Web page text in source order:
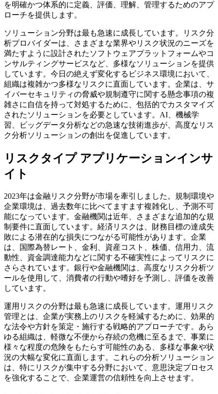
を明確かつ体系的に定義、評価、理解、管理するためのアプ
ローチを提供します。
ソリューション分野は最も急速に成長しています。リスク分
析プロバイダーは、さまざまな業界やリスク状況のニーズを
満たすように設計されたソフトウェアプラットフォームやコ
ンサルティングサービスなど、多様なソリューションを提供
しています。今日の絶えず変化するビジネス環境において、
組織は複雑かつ多様なリスクに直面しています。企業は、サ
イバーセキュリティの脅威や規制遵守に関する懸念事項の複
雑さに自信を持って対処するために、包括的でカスタマイズ
されたソリューションを必要としています。AI、機械学
習、ビッグデータ分析などの急速な技術進歩が、高度なリス
ク分析ソリューションの創出を促進しています。
リスクタイプ アプリケーションインサ
イト
2023年は金融リスク分野が市場を牽引しました。規制環境や
企業環境は、過去数年に比べてますます複雑化し、予測不可
能になっています。金融機関は近年、さまざまな追加的な規
制要件に直面しています。経済リスクは、財務目標の達成失
敗による潜在的な損失につながる可能性があります。企業
は、国際為替レート、金利、資産コスト、株価、信用力、流
動性、資金調達能力などに関する不確実性によってリスクに
さらされています。銀行や金融機関は、高度なリスク分析ツ
ールを使用して、消費者の行動や嗜好を予測し、評価を改善
しています。
運用リスクの分野は最も急速に成長しています。運用リスク
管理とは、企業が実務上のリスクを軽減するために、効果的
な法令や方針を策定・施行する戦略的アプローチです。あら
ゆる組織は、軽微な不便から存続の危機に至るまで、事業に
様々な程度の危険をもたらす可能性のある、多様な事象や状
況の大幅な変化に直面します。これらの分析ソリューション
は、特にリスクが集中する分野において、意思決定プロセス
を強化することで、企業運営の信頼性を向上させます。